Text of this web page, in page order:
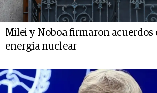
Milei y Noboa firmaron acuerdos
energía nuclear